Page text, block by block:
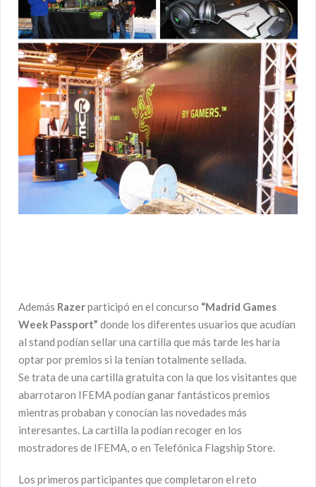
Además Razerparticipó en el concurso “Madrid Games
Week Passport” donde los diferentes usuarios que acudían
al stand podían sellar una cartilla que más tarde les haría
optar por premios si la tenían totalmente sellada.
Se trata de una cartilla gratuita con la que los visitantes que
abarrotaron IFEMA podían ganar fantásticos premios
mientras probaban y conocían las novedades más
interesantes. La cartilla la podían recoger en los
mostradores de IFEMA, o en Telefónica Flagship Store.
Los primeros participantes que completaron el reto